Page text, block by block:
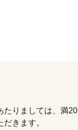
りましては、満20
きます。